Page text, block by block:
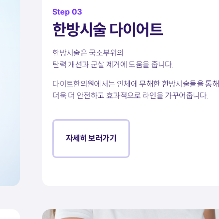
Step 03
한방시술 다이어트
한방시술은 국소부위의
탄력 개선과 군살 제거에 도움을 줍니다.
다이트한의원에서는 인체에 무해한 한방시술들을 통해
더욱 더 안전하고 효과적으로 라인을 가꾸어줍니다.
자세히 보러가기